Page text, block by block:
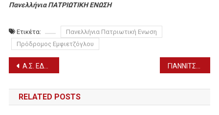
Πανελλήνια ΠΑΤΡΙΩΤΙΚΗ ΕΝΩΣΗ
Ετικέτα:
Πανελλήνια Πατριωτική Ενωση
Πρόδρομος Εμφιετζόγλου
Πλοήγηση
άρθρων
Α.Σ. ΕΔΕΣΣΑΣ-ΤΑΕΚΒΟΝΤΟ: Με 28 αθλητές/τριες σε φιλική συνάντηση (ΦΩΤΟ)
RELATED POSTS